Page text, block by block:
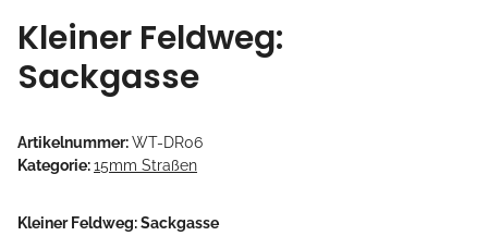
Kleiner Feldweg:
Sackgasse
Artikelnummer:WT-DR06
Kategorie:15mm Straßen
Kleiner Feldweg: Sackgasse